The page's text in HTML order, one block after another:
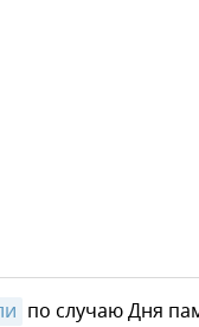
по случаю Дня